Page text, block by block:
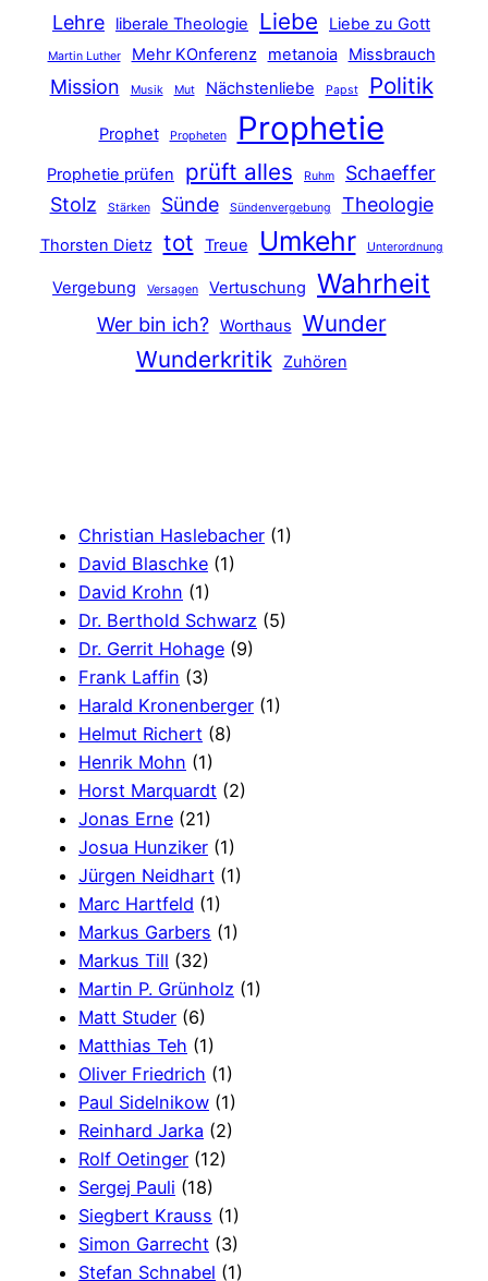
Lehre liberale Theologie Liebe Liebe zu Gott
Martin Luther Mehr KOnferenz metanoia Missbrauch
Mission Musik Mut Nächstenliebe Papst Politik
Prophet Propheten Prophetie
Prophetie prüfen prüft alles Ruhm
Schaeffer
Stolz
Stärken Sünde Sündenvergebung Theologie
Thorsten Dietz tot Treue Umkehr Unterordnung
Vergebung Versagen Vertuschung Wahrheit
Wer bin ich? Worthaus
Wunder
Wunderkritik
Zuhören
Christian Haslebacher (1)
David Blaschke (1)
David Krohn (1)
Dr. Berthold Schwarz (5)
Dr. Gerrit Hohage (9)
Frank Laffin (3)
Harald Kronenberger (1)
Helmut Richert (8)
Henrik Mohn (1)
Horst Marquardt (2)
Jonas Erne (21)
Josua Hunziker (1)
Jürgen Neidhart (1)
Marc Hartfeld (1)
Markus Garbers (1)
Markus Till (32)
Martin P. Grünholz (1)
Matt Studer (6)
Matthias Teh (1)
Oliver Friedrich (1)
Paul Sidelnikow (1)
Reinhard Jarka (2)
Rolf Oetinger (12)
Sergej Pauli (18)
Siegbert Krauss (1)
Simon Garrecht (3)
Stefan Schnabel (1)